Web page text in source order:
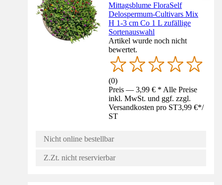
Mittagsblume FloraSelf
Delospermum-Cultivars Mix
H 1-3 cm Co 1 L zufällige
Sortenauswahl
Artikel wurde noch nicht
bewertet.
(0)
Preis — 3,99 € * Alle Preise
inkl. MwSt. und ggf. zzgl.
Versandkosten pro ST3,99 €*/
ST
Nicht online bestellbar
Z.Zt. nicht reservierbar